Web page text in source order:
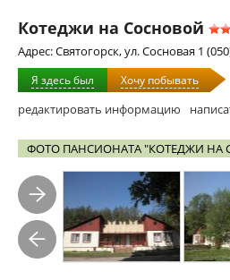
Котеджи на Сосновой
Адрес: Святогорск, ул. Сосновая 1
Я здесь был Хочу побывать
редактировать информацию
ФОТО ПАНСИОНАТА "КОТЕДЖИ НА